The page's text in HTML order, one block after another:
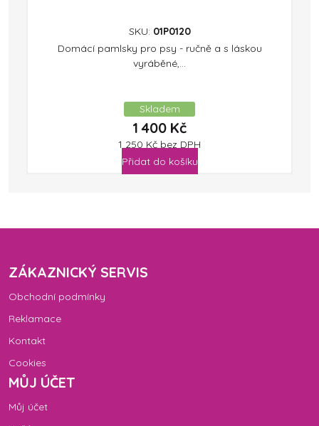
SKU: 01P0120
Domácí pamlsky pro psy - ručně a s láskou
vyráběné,...
Skladem
1 400 Kč
1 250 Kč bez DPH
Přidat do košíku
ZÁKAZNICKÝ SERVIS
Obchodní podmínky
Reklamace
Kontakt
Cookies
MŮJ ÚČET
Můj účet